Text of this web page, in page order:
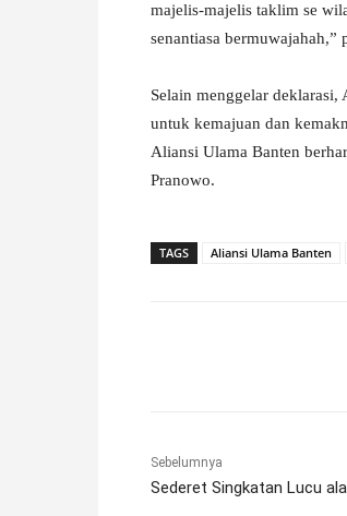
majelis-majelis taklim se
senantiasa bermuwajahah,”
Selain menggelar deklarasi,
untuk kemajuan dan
Aliansi Ulama Banten
Pranowo.
TAGS Aliansi Ulama Banten
Sebelumnya
Sederet Singkatan Lucu